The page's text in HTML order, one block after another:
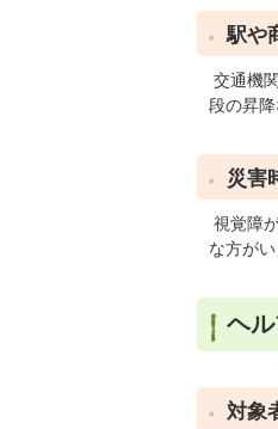
駅や
交通機
段の昇降
災害
視覚障
な方がい
ヘ
対象